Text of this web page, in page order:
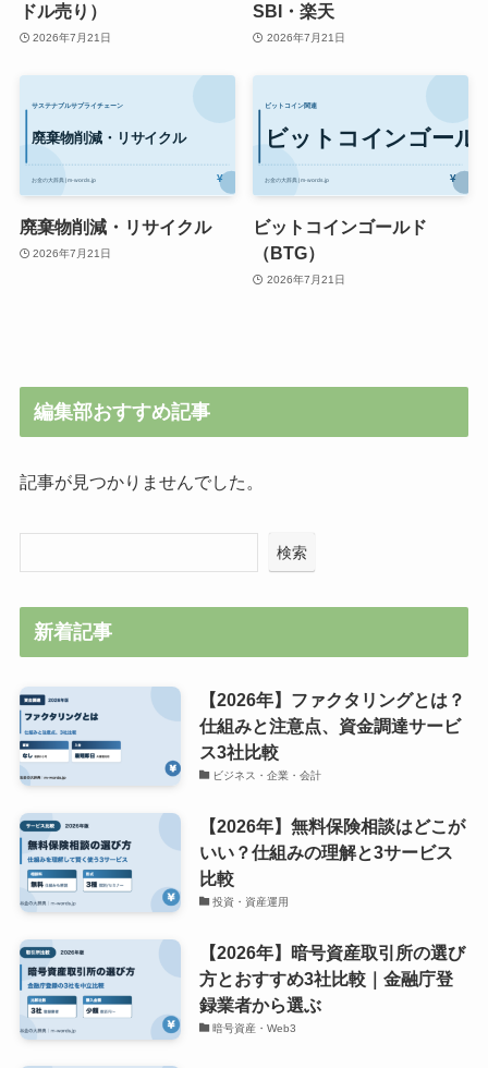
ドル売り）
2026年7月21日
SBI・楽天
2026年7月21日
廃棄物削減・リサイクル
2026年7月21日
ビットコインゴールド
（BTG）
2026年7月21日
編集部おすすめ記事
記事が見つかりませんでした。
検索
新着記事
【2026年】ファクタリングとは？
仕組みと注意点、資金調達サービ
ス3社比較
ビジネス・企業・会計
【2026年】無料保険相談はどこが
いい？仕組みの理解と3サービス
比較
投資・資産運用
【2026年】暗号資産取引所の選び
方とおすすめ3社比較｜金融庁登
録業者から選ぶ
暗号資産・Web3